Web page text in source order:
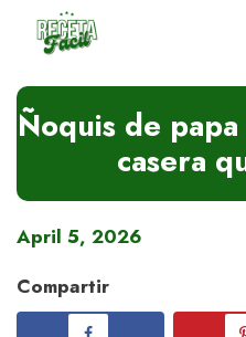
Ñoquis de
casera
April 5, 2026
Compartir